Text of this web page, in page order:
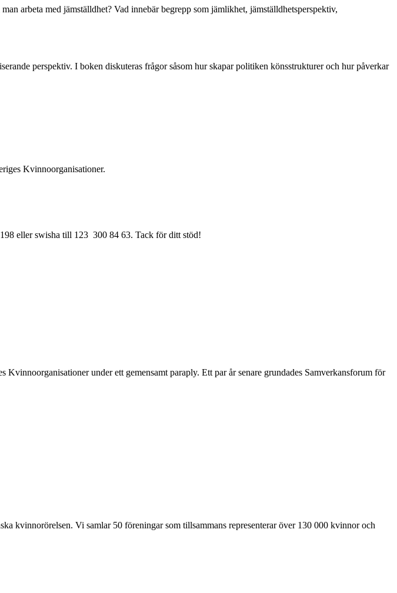
arbeta med jämställdhet? Vad innebär begrepp som jämlikhet, jämställdhetsperspektiv,
perspektiv. I boken diskuteras frågor såsom hur skapar politiken könsstrukturer och hur påverkar
Kvinnoorganisationer.
eller swisha till 123 300 84 63. Tack för ditt stöd!
under ett gemensamt paraply. Ett par år senare grundades Samverkansforum för
kvinnorörelsen. Vi samlar 50 föreningar som tillsammans representerar över 130 000 kvinnor och